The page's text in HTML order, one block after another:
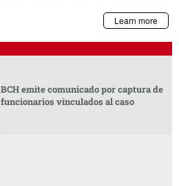
BCH emite comunicado por captura de
funcionarios vinculados al caso